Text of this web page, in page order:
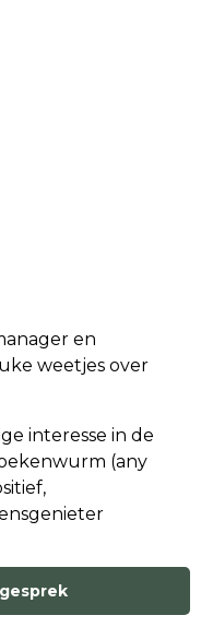
en
weetjes over
interesse in de
(any